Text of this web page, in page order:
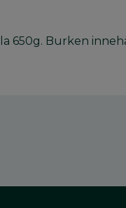
650g. Burken